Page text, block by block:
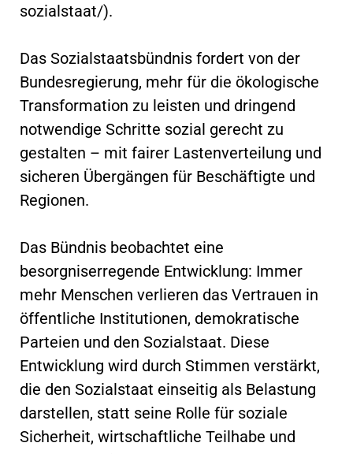
sozialstaat/).
Das Sozialstaatsbündnis fordert von der
Bundesregierung, mehr für die ökologische
Transformation zu leisten und dringend
notwendige Schritte sozial gerecht zu
gestalten – mit fairer Lastenverteilung und
sicheren Übergängen für Beschäftigte und
Regionen.
Das Bündnis beobachtet eine
besorgniserregende Entwicklung: Immer
mehr Menschen verlieren das Vertrauen in
öffentliche Institutionen, demokratische
Parteien und den Sozialstaat. Diese
Entwicklung wird durch Stimmen verstärkt,
die den Sozialstaat einseitig als Belastung
darstellen, statt seine Rolle für soziale
Sicherheit, wirtschaftliche Teilhabe und